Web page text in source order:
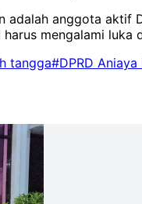
anggota aktif
mengalami luka
tangga#DPRD Aniaya